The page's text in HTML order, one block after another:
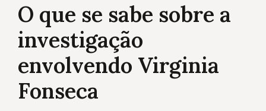
O que se sabe sobre a
investigação
envolvendo Virginia
Fonseca